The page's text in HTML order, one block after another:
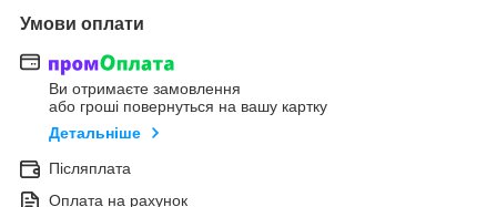
Умови оплати
Ви отримаєте замовлення
або гроші повернуться на вашу картку
Детальніше
Післяплата
Оплата на рахунок